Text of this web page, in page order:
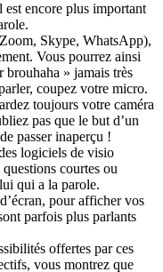
est encore plus important
Skype, WhatsApp),
Vous pourrez ainsi
brouhaha » jamais très
coupez votre micro.
toujours votre caméra
pas que le but d’un
passer inaperçu !
logiciels de visio
courtes ou
qui a la parole.
pour afficher vos
parfois plus parlants
offertes par ces
vous montrez que